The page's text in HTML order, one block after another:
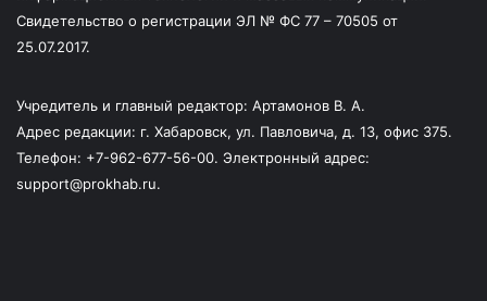
Свидетельство о регистрации ЭЛ № ФС 77 – 70505 от
25.07.2017.
Учредитель и главный редактор: Артамонов В. А.
Адрес редакции: г. Хабаровск, ул. Павловича, д. 13, офис 375.
Телефон: +7-962-677-56-00. Электронный адрес:
support@prokhab.ru.